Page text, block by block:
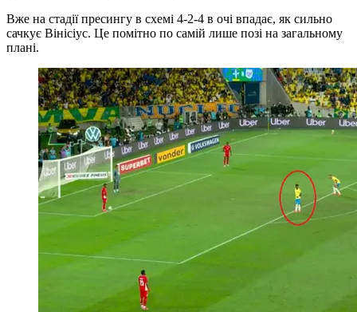
Вже на стадії пресингу в схемі 4-2-4 в очі впадає, як сильно
сачкує Вінісіус. Це помітно по самій лише позі на загальному
плані.